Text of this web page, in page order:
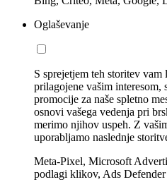
Oglaševanje
S sprejetjem teh storitev
prilagojene vašim interesom,
promocije za naše spletno
osnovi vašega vedenja pri
merimo njihov uspeh. Z
uporabljamo naslednje
Meta-Pixel, Microsoft
podlagi klikov, Ads Defender